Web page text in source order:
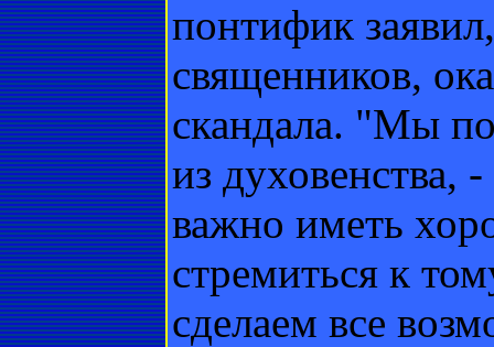
понтифик
священников,
скандала. "Мы
из
важно иметь
стремиться к
сделаем все